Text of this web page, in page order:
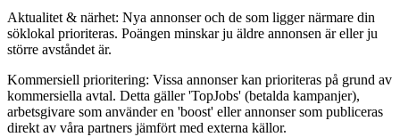
Aktualitet & närhet: Nya annonser och de som ligger närmare din
söklokal prioriteras. Poängen minskar ju äldre annonsen är eller ju
större avståndet är.
Kommersiell prioritering: Vissa annonser kan prioriteras på grund av
kommersiella avtal. Detta gäller 'TopJobs' (betalda kampanjer),
arbetsgivare som använder en 'boost' eller annonser som publiceras
direkt av våra partners jämfört med externa källor.